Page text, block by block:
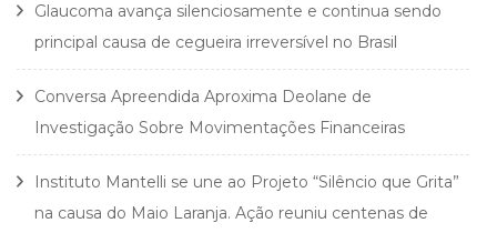
Glaucoma avança silenciosamente e continua sendo
principal causa de cegueira irreversível no Brasil
Conversa Apreendida Aproxima Deolane de
Investigação Sobre Movimentações Financeiras
Instituto Mantelli se une ao Projeto “Silêncio que Grita”
na causa do Maio Laranja. Ação reuniu centenas de